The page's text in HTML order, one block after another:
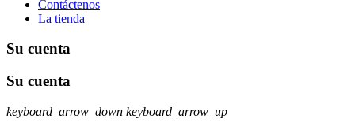
Contáctenos
La tienda
Su cuenta
Su cuenta
keyboard_arrow_down keyboard_arrow_up